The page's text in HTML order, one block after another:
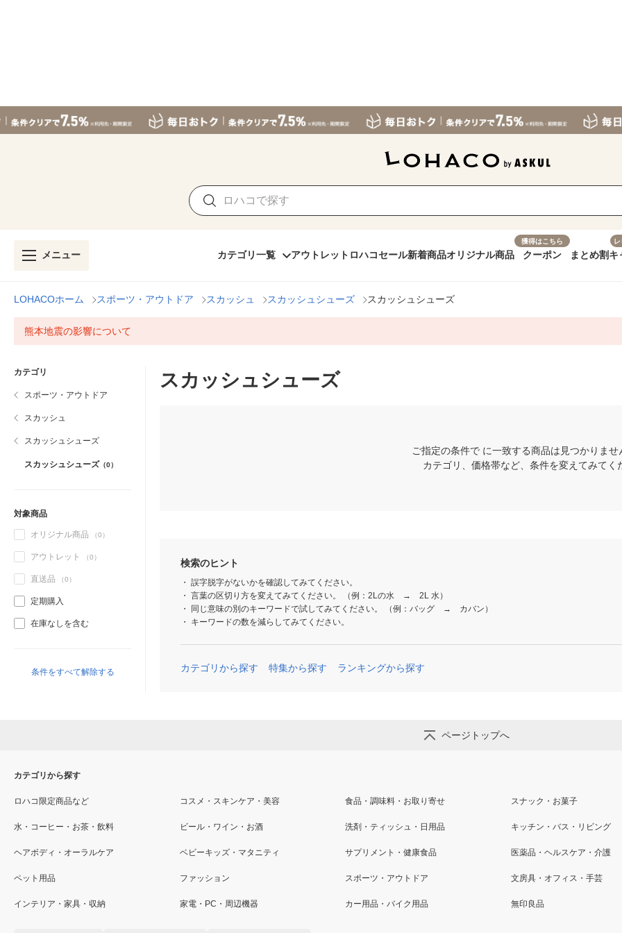
メニュー カテゴリ一覧 アウトレット ロハコセール新着商品オリジナル商品
獲得はこちら
クーポン まとめ割キ
LOHACOホーム スポーツ・アウトドア スカッシュ スカッシュシューズ スカッシュシューズ
熊本地震の影響について
カテゴリ
スポーツ・アウトドア
スカッシュ
スカッシュシューズ
スカッシュシューズ （0）
対象商品
オリジナル商品 （0）
アウトレット （0）
直送品 （0）
定期購入
在庫なしを含む
条件をすべて解除する
スカッシュシューズ
ご指定の条件で に一致する商品は見つかりませ
カテゴリ、価格帯など、条件を変えてみてく
検索のヒント
誤字脱字がないかを確認してみてください。
言葉の区切り方を変えてみてください。 （例：2Lの水 → 2L 水）
同じ意味の別のキーワードで試してみてください。 （例：バッグ → カバン）
キーワードの数を減らしてみてください。
カテゴリから探す 特集から探す ランキングから探す
ページトップへ
カテゴリから探す
ロハコ限定商品など コスメ・スキンケア・美容 食品・調味料・お取り寄せ スナック・お菓子
水・コーヒー・お茶・飲料 ビール・ワイン・お酒 洗剤・ティッシュ・日用品 キッチン・バス・リビング
ヘアボディ・オーラルケア ベビーキッズ・マタニティ サプリメント・健康食品 医薬品・ヘルスケア・介護
ペット用品 ファッション スポーツ・アウトドア 文房具・オフィス・手芸
インテリア・家具・収納 家電・PC・周辺機器 カー用品・バイク用品 無印良品